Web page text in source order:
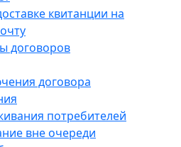
квитанции на
договоров
договора
потребителей
вне очереди